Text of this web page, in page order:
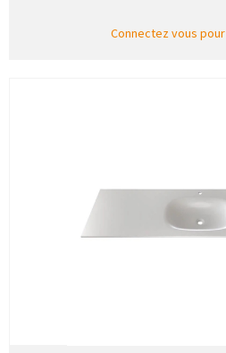
Connectez vous